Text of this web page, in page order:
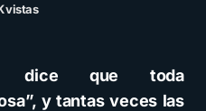
vistas
dice que toda
y tantas veces las